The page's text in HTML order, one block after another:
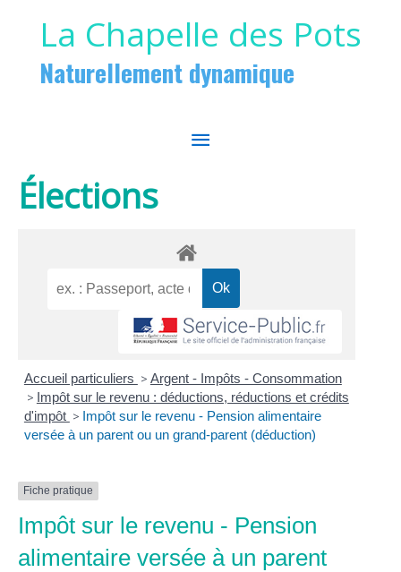
La Chapelle des Pots
Naturellement dynamique
MENU
Élections
Accueil particuliers > Argent - Impôts - Consommation
> Impôt sur le revenu : déductions, réductions et crédits
d'impôt > Impôt sur le revenu - Pension alimentaire
versée à un parent ou un grand-parent (déduction)
Fiche pratique
Impôt sur le revenu - Pension
alimentaire versée à un parent